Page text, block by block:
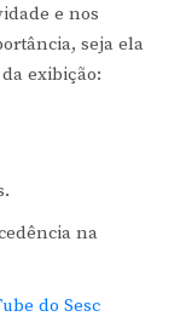
e nos
seja ela
exibição:
na
do Sesc